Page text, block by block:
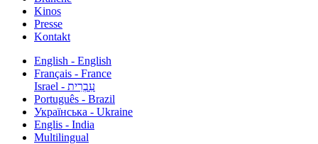
Kinos
Presse
Kontakt
English - English
Français - France
עִבְרִית - Israel
Português - Brazil
Українська - Ukraine
Englis - India
Multilingual